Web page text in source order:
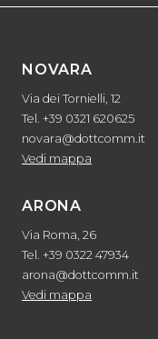
NOVARA
Via dei Tornielli, 12
Tel. +39 0321 620625
novara@dottcomm.it
Vedi mappa
ARONA
Via Roma, 26
Tel. +39 0322 47934
arona@dottcomm.it
Vedi mappa